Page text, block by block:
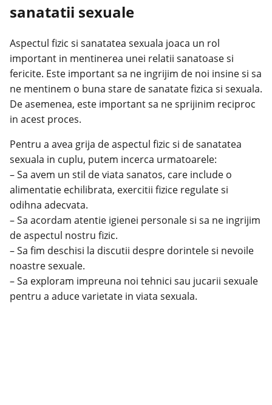
sanatatii sexuale
Aspectul fizic si sanatatea sexuala joaca un rol
important in mentinerea unei relatii sanatoase si
fericite. Este important sa ne ingrijim de noi insine si sa
ne mentinem o buna stare de sanatate fizica si sexuala.
De asemenea, este important sa ne sprijinim reciproc
in acest proces.
Pentru a avea grija de aspectul fizic si de sanatatea
sexuala in cuplu, putem incerca urmatoarele:
– Sa avem un stil deviata sanatos, care include o
alimentatie echilibrata, exercitii fizice regulate si
odihna adecvata.
– Sa acordam atentie igienei personale si sa ne ingrijim
de aspectul nostru fizic.
– Sa fim deschisi la discutii despre dorintele si nevoile
noastre sexuale.
– Sa exploram impreuna noi tehnici sau jucarii sexuale
pentru a aduce varietate in viata sexuala.